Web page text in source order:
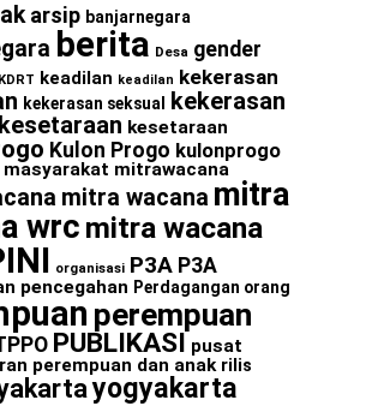
arsip banjarnegara
berita Desa gender
KDRT keadilan keadilan kekerasan
kekerasan seksual
kekerasan
kesetaraan kesetaraan
Kulon Progo kulonprogo
masyarakat mitrawacana
mitra wacana mitra
wrc mitra wacana
organisasi P3A P3A
pencegahan Perdagangan orang
perempuan
PUBLIKASI pusat
perempuan dan anak rilis
yogyakarta